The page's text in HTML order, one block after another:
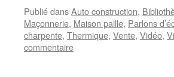
Publié dansAuto construction,
Maçonnerie, Maison paille, Parlons
charpente, Thermique, Vente, Vidéo,
commentaire